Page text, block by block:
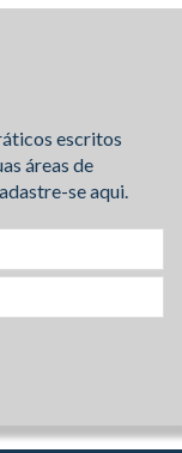
escritos
áreas de
se aqui.